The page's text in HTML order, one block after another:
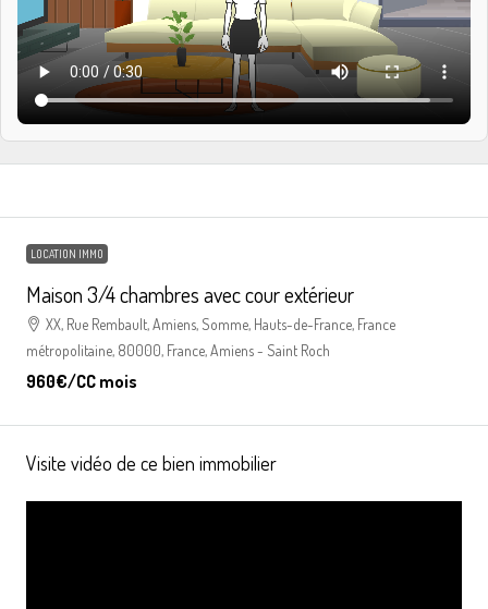
LOCATION IMMO
Maison 3/4 chambres avec cour extérieur
XX, Rue Rembault, Amiens, Somme, Hauts-de-France, France
métropolitaine, 80000, France, Amiens - Saint Roch
960€/CC mois
Visite vidéo de ce bien immobilier